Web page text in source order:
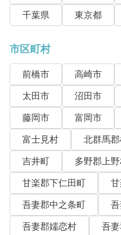
千葉県
東京都
市区町村
前橋市 高崎市
太田市
沼田市
藤岡市
富岡市
富士見村
北群馬
吉井町
多野郡上
甘楽郡下仁田町
吾妻郡中之条町
吾妻郡嬬恋村
吾